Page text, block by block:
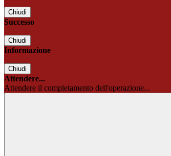
Chiudi
Successo
Chiudi
Informazione
Chiudi
Attendere...
Attendere il completamento dell'operazione...